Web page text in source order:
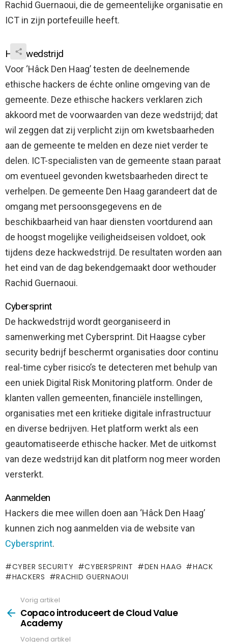
Rachid Guernaoui, die de gemeentelijke organisatie en
ICT in zijn portefeuille heeft.
Hackwedstrijd
Voor ‘Hâck Den Haag’ testen de deelnemende
ethische hackers de échte online omgeving van de
gemeente. Deze ethische hackers verklaren zich
akkoord met de voorwaarden van deze wedstrijd; dat
wil zeggen dat zij verplicht zijn om kwetsbaarheden
aan de gemeente te melden en deze niet verder te
delen. ICT-specialisten van de gemeente staan paraat
om eventueel gevonden kwetsbaarheden direct te
verhelpen. De gemeente Den Haag garandeert dat de
omgang met persoonsgegevens en de
beschikbaarheid van haar diensten voortdurend aan
de hoogst mogelijke veiligheidseisen voldoet, ook
tijdens deze hackwedstrijd. De resultaten worden aan
het eind van de dag bekendgemaakt door wethouder
Rachid Guernaoui.
Cybersprint
De hackwedstrijd wordt georganiseerd in
samenwerking met Cybersprint. Dit Haagse cyber
security bedrijf beschermt organisaties door continu
real-time cyber risico’s te detecteren met behulp van
een uniek Digital Risk Monitoring platform. Onder de
klanten vallen gemeenten, financiële instellingen,
organisaties met een kritieke digitale infrastructuur
en diverse bedrijven. Het platform werkt als een
geautomatiseerde ethische hacker. Met de uitkomst
van deze wedstrijd kan dit platform nog meer worden
versterkt.
Aanmelden
Hackers die mee willen doen aan ‘Hâck Den Haag’
kunnen zich nog aanmelden via de website van
Cybersprint.
CYBER SECURITY CYBERSPRINT DEN HAAG
HACK
HACKERS
RACHID GUERNAOUI
more
Vorig artikel
Copaco introduceert de Cloud Value
Academy
Volgend artikel